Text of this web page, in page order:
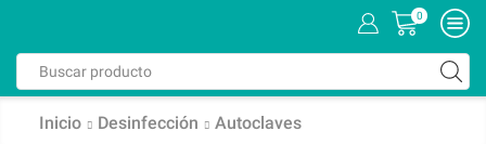
0
Inicio Desinfección Autoclaves